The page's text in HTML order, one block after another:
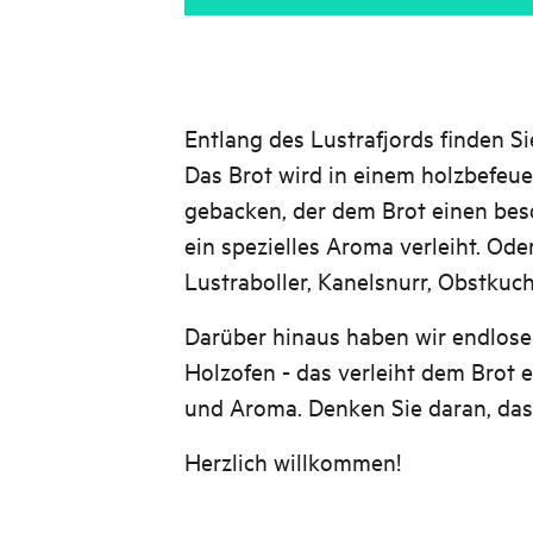
Entlang des Lustrafjords finden
Das Brot wird in einem
gebacken, der dem Brot einen
ein spezielles Aroma verleiht.
Lustraboller, Kanelsnurr,
Darüber hinaus haben wir
Holzofen - das verleiht dem Brot
und Aroma. Denken Sie daran,
Herzlich willkommen!